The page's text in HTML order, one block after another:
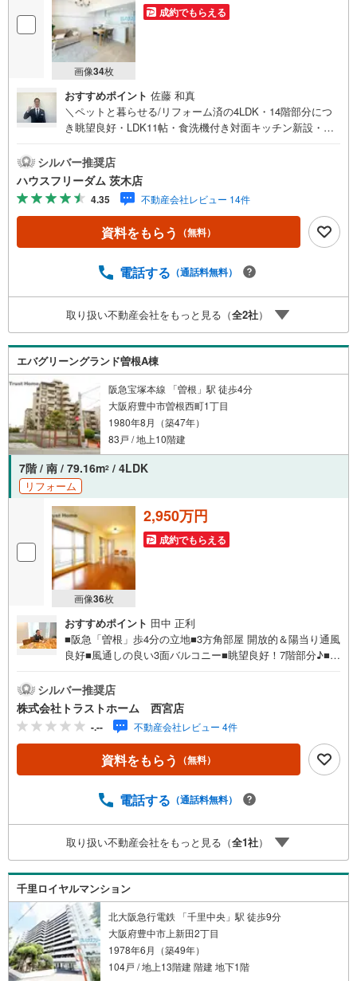
画像34枚
成約でもらえる
おすすめポイント 佐藤 和真
＼ペットと暮らせる/リフォーム済の4LDK・14階部分につ
き眺望良好・LDK11帖・食洗機付き対面キッチン新設・全
1平米【お買い物施設】・ローソン新御堂筋上新田店:徒歩2
分・デイリーカナートイズミヤ上新田店:徒歩8分・キリン
堂千中上新田店:徒歩8分・Maxvalu千里南町プラザ店:徒歩1
4分・コーヨーSENRITO店:徒歩14分【教育施設】・ぬくも
りのおうち保育上新田園:徒歩4分・豊中市立新田小学校:徒
歩12分・豊中市立第九中学校:徒歩10分≫*≪*≫*≪*≫*≪*
気軽にお問合せくださいハウスフリーダム茨木店は店舗駐
≪*≫*≪*≫*≪*≫*≪*≫*≪*≫*≪
シルバー推奨店
ハウスフリーダム 茨木店
4.35 不動産会社レビュー 14件
資料をもらう （無料）
電話する （通話料無料）
取り扱い不動産会社をもっと見る（全2社）
エバグリーングランド曽根A棟
阪急宝塚本線 「曽根」駅 徒歩4分
大阪府豊中市曽根西町1丁目
1980年8月（築47年）
83戸 / 地上10階建
7階 / 南 / 79.16m2 / 4LDK
リフォーム
画像36枚
2,950万円
成約でもらえる
おすすめポイント 田中 正利
■阪急「曽根」歩4分の立地■3方角部屋 開放的＆陽当り通風
良好■風通しの良い3面バルコニー■眺望良好！7階部分♪■7
間スッキリ！居室・リビング収納■通風良好！全室・お手洗
いに窓有■全室洋室でお掃除かんたん♪■中学校、スーパ
ー、病院が徒歩10分圏内で生活便利◎リフォーム履歴有
〈リフォーム内容〉・2026年1月:スイッチ・コンセントプ
レート交換・2023年1月:インナーサッシ交換・2017年1月:
キッチン・トイレ・浴室交換・2012年1月:南2室和室→洋
KOHYO 約170mお家探しは、トラストホームにお任せくだ
です♪〇住宅ローン相談、買替相談もお任せください！詳
しくは弊社HPをご覧くださいませ♪〇幅広いエリアで物件
のご紹介が可能です♪
シルバー推奨店
株式会社トラストホーム 西宮店
-.-- 不動産会社レビュー 4件
資料をもらう （無料）
電話する （通話料無料）
取り扱い不動産会社をもっと見る（全1社）
千里ロイヤルマンション
北大阪急行電鉄 「千里中央」駅 徒歩9分
大阪府豊中市上新田2丁目
1978年6月（築49年）
104戸 / 地上13階建 階建 地下1階